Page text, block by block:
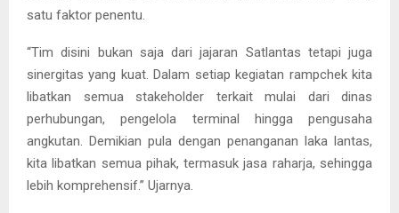
satu faktor penentu.
“Tim disini bukan saja dari jajaran Satlantas tetapi juga
sinergitas yang kuat. Dalam setiap kegiatan rampchek kita
libatkan semua stakeholder terkait mulai dari dinas
perhubungan, pengelola terminal hingga pengusaha
angkutan. Demikian pula dengan penanganan laka lantas,
kita libatkan semua pihak, termasuk jasa raharja, sehingga
lebih komprehensif.” Ujarnya.